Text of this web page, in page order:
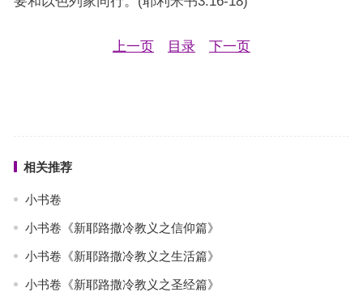
上一页 目录 下一页
相关推荐
小书卷
小书卷《新耶路撒冷教义之信仰篇》
小书卷《新耶路撒冷教义之生活篇》
小书卷《新耶路撒冷教义之圣经篇》